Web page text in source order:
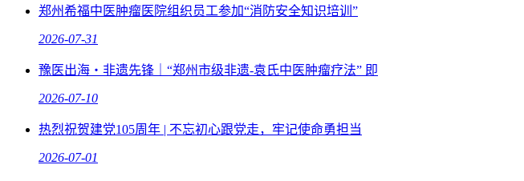
郑州希福中医肿瘤医院组织员工参加“消防安全知识培训”
2026-07-31
豫医出海・非遗先锋｜“郑州市级非遗-袁氏中医肿瘤疗法” 即
2026-07-10
热烈祝贺建党105周年 | 不忘初心跟党走，牢记使命勇担当
2026-07-01